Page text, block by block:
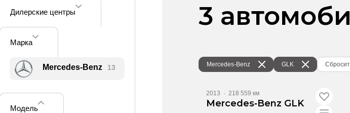
Дилерские центры
Марка
Mercedes‑Benz 13
Модель
3
Mercedes‑Benz GLK
2013 · 218 559 км
Mercedes‑Benz GLK